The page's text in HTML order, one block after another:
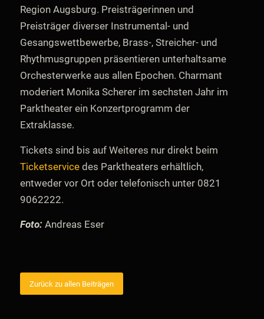
Region Augsburg. Preisträgerinnen und
Preisträger diverser Instrumental- und
Gesangswettbewerbe, Brass-, Streicher- und
Rhythmusgruppen präsentieren unterhaltsame
Orchesterwerke aus allen Epochen. Charmant
moderiert Monika Scherer im sechsten Jahr im
Parktheater ein Konzertprogramm der
Extraklasse.
Tickets sind bis auf Weiteres nur direkt beim
Ticketservicedes Parktheaters erhältlich,
entweder vor Ort oder telefonisch unter 0821
9062222.
Foto: Andreas Eser
Zurück zu allen Beiträgen